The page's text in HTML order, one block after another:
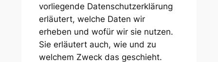
vorliegende Datenschutzerklärung
erläutert, welche Daten wir
erheben und wofür wir sie nutzen.
Sie erläutert auch, wie und zu
welchem Zweck das geschieht.